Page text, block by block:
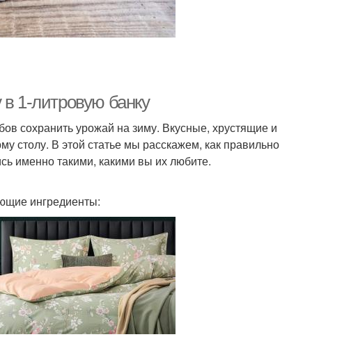
1-литровую банку
сохранить урожай на зиму. Вкусные, хрустящие и
столу. В этой статье мы расскажем, как правильно
именно такими, какими вы их любите.
ингредиенты: